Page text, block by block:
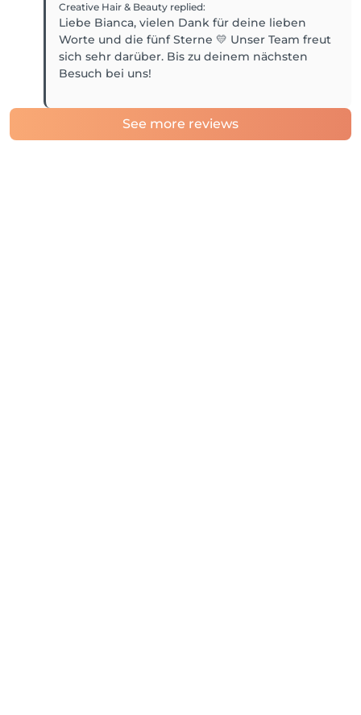
Creative Hair & Beauty replied:
Liebe Bianca, vielen Dank für deine lieben
Worte und die fünf Sterne 💛 Unser Team freut
sich sehr darüber. Bis zu deinem nächsten
Besuch bei uns!
See more reviews